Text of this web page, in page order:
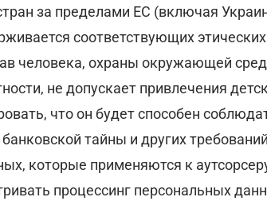
за пределами ЕС (включая
соответствующих
человека, охраны окружающей
не допускает привлечения
что он будет способен
тайны и других
которые применяются к
процессинг персональных